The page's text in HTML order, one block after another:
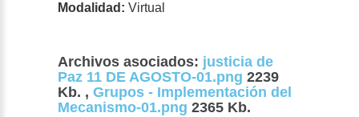
Modalidad:Virtual
Archivos asociados: justicia de
Paz 11 DE AGOSTO-01.png 2239
Kb. ,Grupos - Implementación del
Mecanismo-01.png 2365 Kb.